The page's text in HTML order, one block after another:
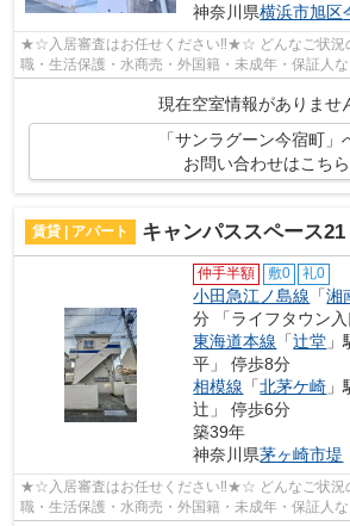
神奈川県横浜市旭区
★☆入居審査はお任せください‼★☆ どんなご状況
職・生活保護・水商売・外国籍・未成年・保証人な
ット非公開の物件からもお探し致します‼ ...
現在空室情報がありませ
「サンラグーン今宿町」
お問い合わせはこちら
賃貸 | アパート キャンパススペース21
仲手半額 敷0 礼0
小田急江ノ島線 「湘
分 「ライフタウン
東海道本線 「辻堂
平」 停歩8分
相模線 「北茅ケ崎
辻」 停歩6分
築39年
神奈川県茅ヶ崎市堤
★☆入居審査はお任せください‼★☆ どんなご状況
職・生活保護・水商売・外国籍・未成年・保証人